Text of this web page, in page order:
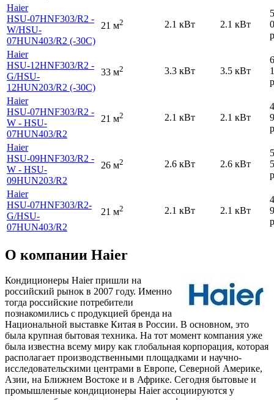
Haier
HSU-07HNF303/R2 -
W/HSU-
07HUN403/R2 (-30С)
21 м2 2.1 кВт 2.1 кВт
Haier
HSU-12HNF303/R2 -
G/HSU-
12HUN203/R2 (-30С)
33 м2 3.3 кВт 3.5 кВт
Haier
HSU-07HNF303/R2 -
W - HSU-
07HUN403/R2
21 м2 2.1 кВт 2.1 кВт
Haier
HSU-09HNF303/R2 -
W - HSU-
09HUN203/R2
26 м2 2.6 кВт 2.6 кВт
Haier
HSU-07HNF303/R2-
G/HSU-
07HUN403/R2
21 м2 2.1 кВт 2.1 кВт
О компании Haier
Кондиционеры Haier пришли на
российский рынок в 2007 году. Именно
тогда российские потребители
познакомились с продукцией бренда на
Национальной выставке Китая в России. В основном, это
была крупная бытовая техника. На тот момент компания уже
была известна всему миру как глобальная корпорация, которая
располагает производственными площадками и научно-
исследовательскими центрами в Европе, Северной Америке,
Азии, на Ближнем Востоке и в Африке. Сегодня бытовые и
промышленные кондиционеры Haier ассоциируются у